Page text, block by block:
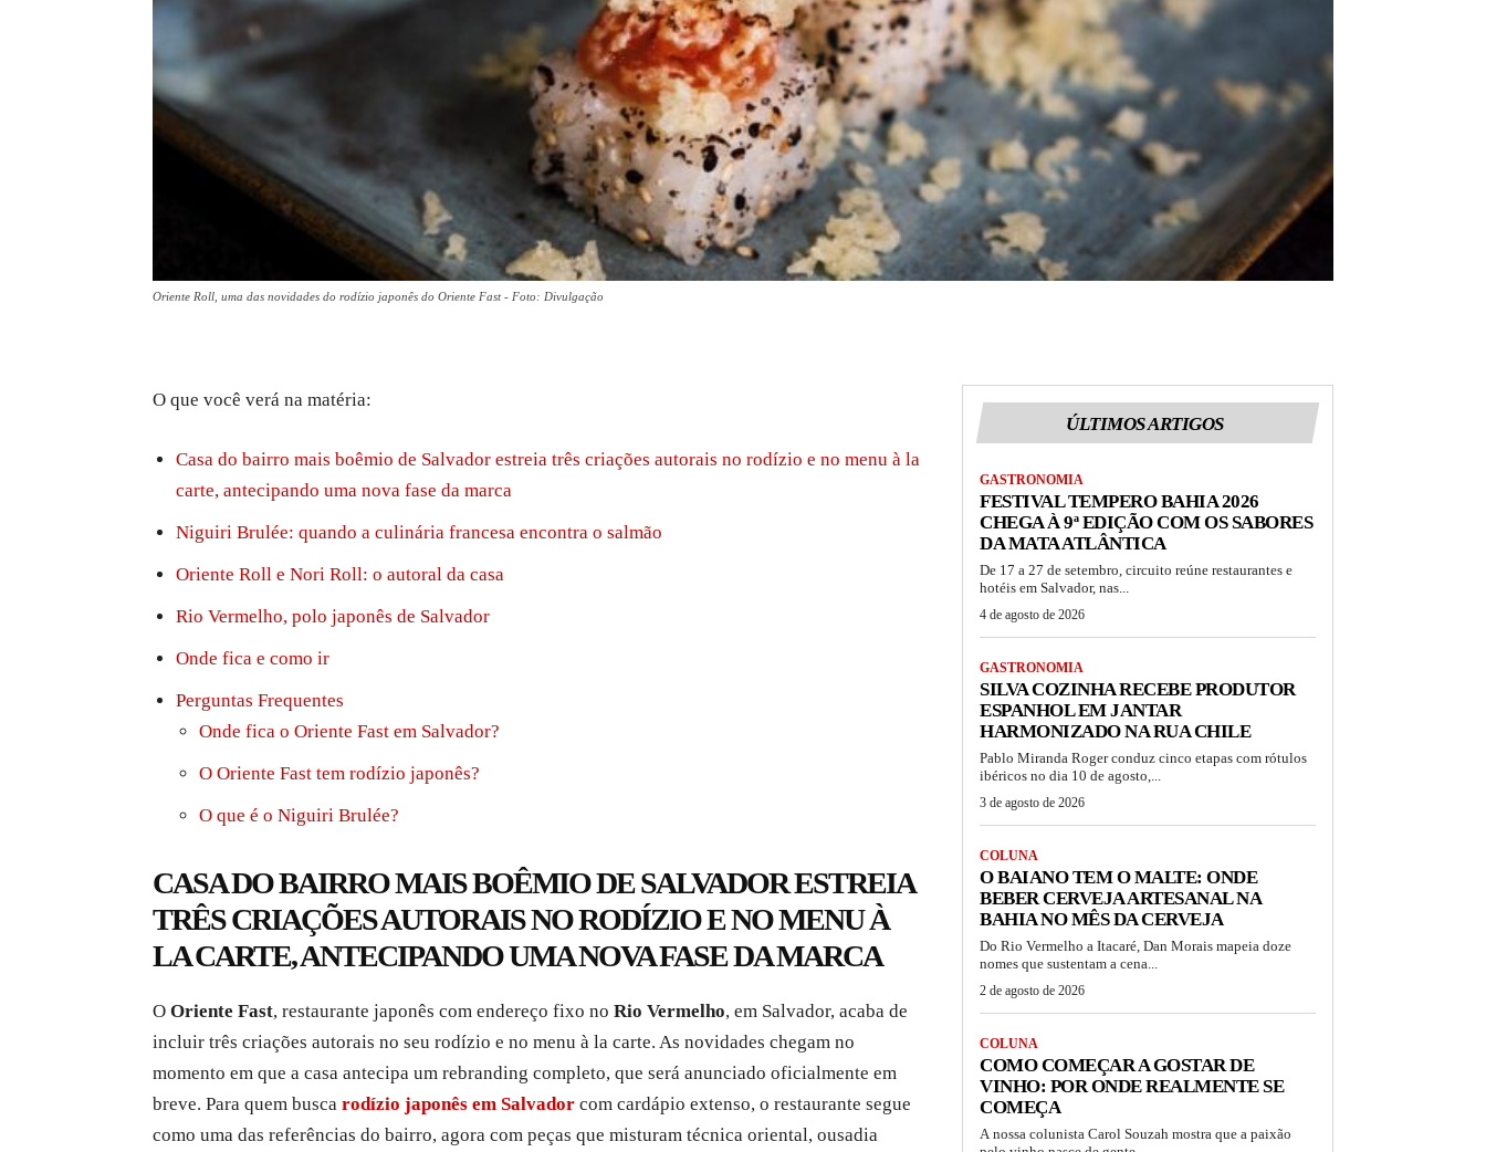
Oriente Roll, uma das novidades do rodízio japonês do Oriente Fast - Foto: Divulgação
O que você verá na matéria:
Casa do bairro mais boêmio de Salvador estreia três criações autorais no rodízio e no menu à la
carte, antecipando uma nova fase da marca
Niguiri Brulée: quando a culinária francesa encontra o salmão
Oriente Roll e Nori Roll: o autoral da casa
Rio Vermelho, polo japonês de Salvador
Onde fica e como ir
Perguntas Frequentes
Onde fica o Oriente Fast em Salvador?
O Oriente Fast tem rodízio japonês?
O que é o Niguiri Brulée?
CASA DO BAIRRO MAIS BOÊMIO DE SALVADOR ESTREIA
TRÊS CRIAÇÕES AUTORAIS NO RODÍZIO E NO MENU À
LA CARTE, ANTECIPANDO UMA NOVA FASE DA MARCA
O Oriente Fast, restaurante japonês com endereço fixo no Rio Vermelho, em Salvador, acaba de
incluir três criações autorais no seu rodízio e no menu à la carte. As novidades chegam no
momento em que a casa antecipa um rebranding completo, que será anunciado oficialmente em
breve. Para quem busca rodízio japonês em Salvador com cardápio extenso, o restaurante segue
como uma das referências do bairro, agora com peças que misturam técnica oriental, ousadia
ÚLTIMOS ARTIGOS
GASTRONOMIA
FESTIVAL TEMPERO BAHIA 2026
CHEGA À 9ª EDIÇÃO COM OS SABORES
DA MATA ATLÂNTICA
De 17 a 27 de setembro, circuito reúne restaurantes e
hotéis em Salvador, nas...
4 de agosto de 2026
GASTRONOMIA
SILVA COZINHA RECEBE PRODUTOR
ESPANHOL EM JANTAR
HARMONIZADO NA RUA CHILE
Pablo Miranda Roger conduz cinco etapas com rótulos
ibéricos no dia 10 de agosto,...
3 de agosto de 2026
COLUNA
O BAIANO TEM O MALTE: ONDE
BEBER CERVEJA ARTESANAL NA
BAHIA NO MÊS DA CERVEJA
Do Rio Vermelho a Itacaré, Dan Morais mapeia doze
nomes que sustentam a cena...
2 de agosto de 2026
COLUNA
COMO COMEÇAR A GOSTAR DE
VINHO: POR ONDE REALMENTE SE
COMEÇA
A nossa colunista Carol Souzah mostra que a paixão